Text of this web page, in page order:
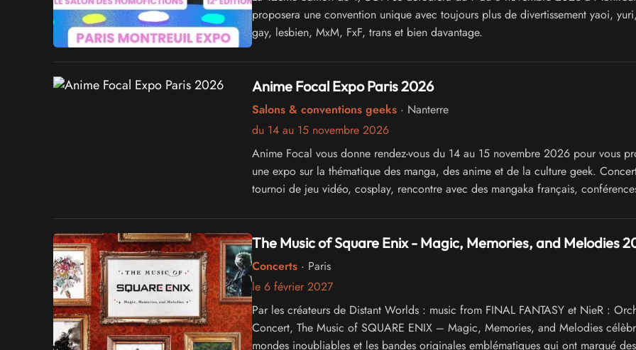
proposera une convention unique avec toujours plus de divertissement yaoi,
gay, lesbien, MxM, FxF, trans et bien davantage.
Anime Focal Expo Paris 2026
Salons & conventions geeks· Nanterre
du 14 au 15 novembre 2026
Anime Focal vous donne rendez-vous du 14 au 15 novembre 2026 pour vous
une expo sur la thématique des manga, des anime et de la culture geek.
tournoi de jeu vidéo, cosplay, rencontre avec des mangaka français,
The Music of Square Enix - Magic, Memories, and Melodies
Concerts· Paris
le 6 février 2027
Par les créateurs de Distant Worlds : music from FINAL FANTASY et NieR :
Concert, The Music of SQUARE ENIX – Magic, Memories, and Melodies
mondes inoubliables et les bandes originales emblématiques qui ont marqué des